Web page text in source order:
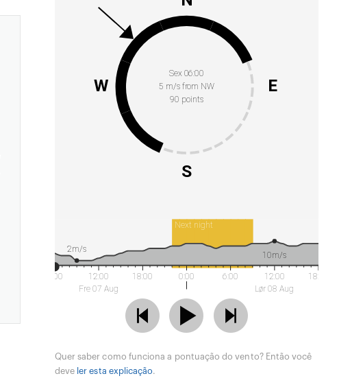
Sex 06:00
5 m/s from NW
90 points
E
S
W
Next night
6:00
12:00
Fre 07 Aug
18:00 0:00 6:00
12:00
Lør 08 Aug
18:00
10m/s
2m/s
Quer saber como funciona a pontuação do vento? Então você
deve ler esta explicação.